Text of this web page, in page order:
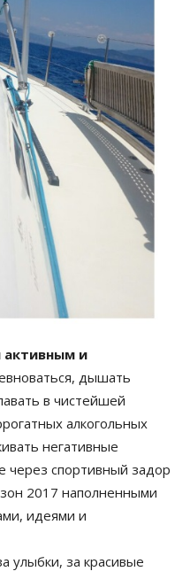
активным и
дышать
в чистейшей
алкогольных
негативные
через спортивный задор
2017 наполненными
идеями и
улыбки, за красивые